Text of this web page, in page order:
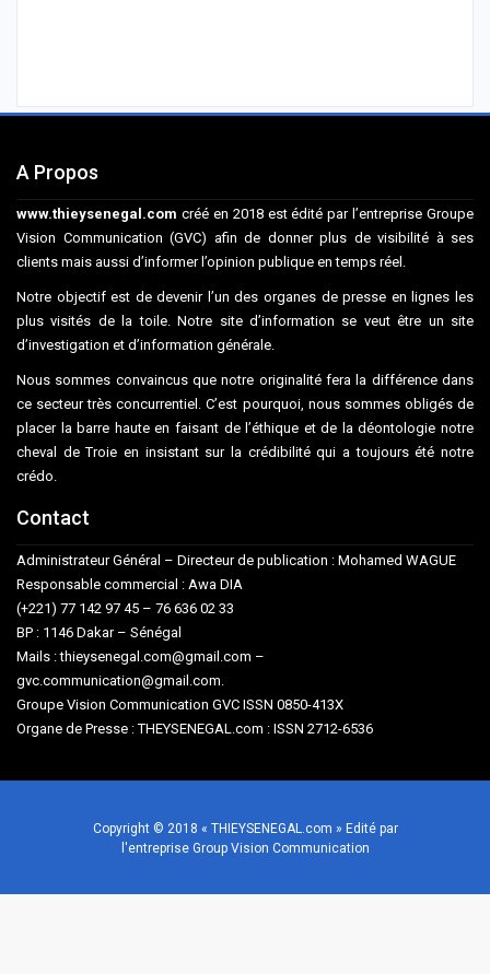
A Propos
www.thieysenegal.com créé en 2018 est édité par l’entreprise Groupe
Vision Communication (GVC) afin de donner plus de visibilité à ses
clients mais aussi d’informer l’opinion publique en temps réel.
Notre objectif est de devenir l’un des organes de presse en lignes les
plus visités de la toile. Notre site d’information se veut être un site
d’investigation et d’information générale.
Nous sommes convaincus que notre originalité fera la différence dans
ce secteur très concurrentiel. C’est pourquoi, nous sommes obligés de
placer la barre haute en faisant de l’éthique et de la déontologie notre
cheval de Troie en insistant sur la crédibilité qui a toujours été notre
crédo.
Contact
Administrateur Général – Directeur de publication : Mohamed WAGUE
Responsable commercial : Awa DIA
(+221) 77 142 97 45 – 76 636 02 33
BP : 1146 Dakar – Sénégal
Mails : thieysenegal.com@gmail.com –
gvc.communication@gmail.com.
Groupe Vision Communication GVC ISSN 0850-413X
Organe de Presse : THEYSENEGAL.com : ISSN 2712-6536
Copyright © 2018 « THIEYSENEGAL.com » Edité par
l'entreprise Group Vision Communication